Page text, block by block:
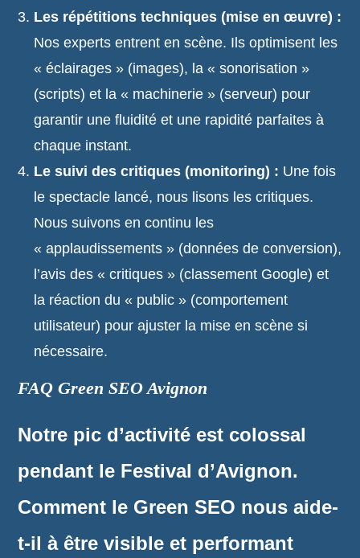
Les répétitions techniques (mise en œuvre) :
Nos experts entrent en scène. Ils optimisent les
« éclairages » (images), la « sonorisation »
(scripts) et la « machinerie » (serveur) pour
garantir une fluidité et une rapidité parfaites à
chaque instant.
Le suivi des critiques (monitoring) : Une fois
le spectacle lancé, nous lisons les critiques.
Nous suivons en continu les
« applaudissements » (données de conversion),
l’avis des « critiques » (classement Google) et
la réaction du « public » (comportement
utilisateur) pour ajuster la mise en scène si
nécessaire.
FAQ Green SEO Avignon
Notre pic d’activité est colossal
pendant le Festival d’Avignon.
Comment le Green SEO nous aide-
t-il à être visible et performant